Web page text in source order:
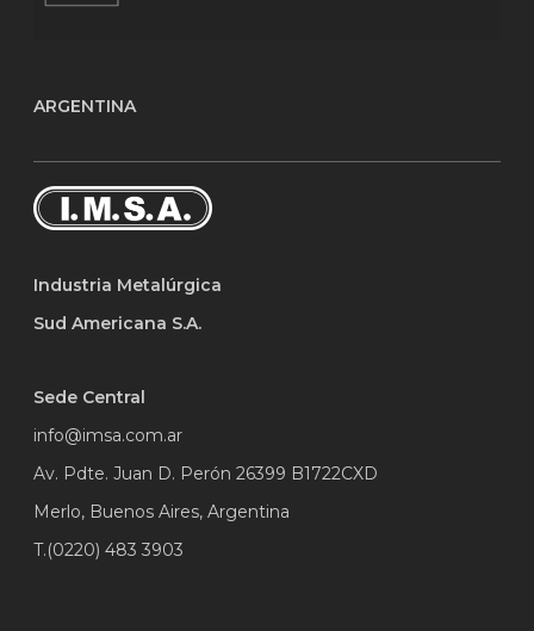
ARGENTINA
Industria Metalúrgica
Sud Americana S.A.
Sede Central
info@imsa.com.ar
Av. Pdte. Juan D. Perón 26399 B1722CXD
Merlo, Buenos Aires, Argentina
T.(0220) 483 3903